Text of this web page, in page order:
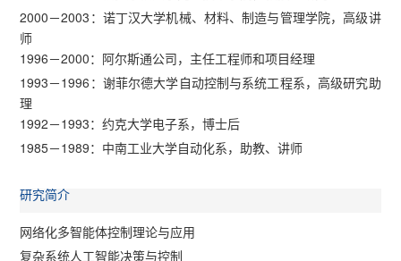
2000－2003：诺丁汉大学机械、材料、制造与管理学院，高级讲
师
1996－2000：阿尔斯通公司，主任工程师和项目经理
1993－1996：谢菲尔德大学自动控制与系统工程系，高级研究助
理
1992－1993：约克大学电子系，博士后
1985－1989：中南工业大学自动化系，助教、讲师
研究简介
网络化多智能体控制理论与应用
复杂系统人工智能决策与控制